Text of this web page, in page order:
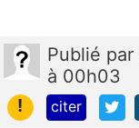
Publié par
à 00h03
!
citer